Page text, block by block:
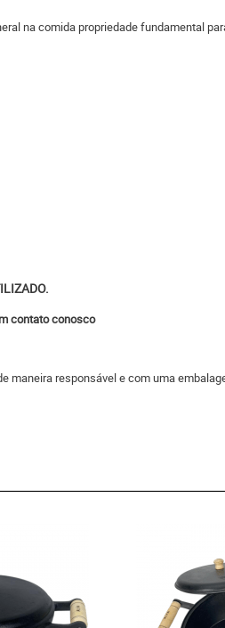
na comida propriedade fundamental
contato conosco
responsável e com uma